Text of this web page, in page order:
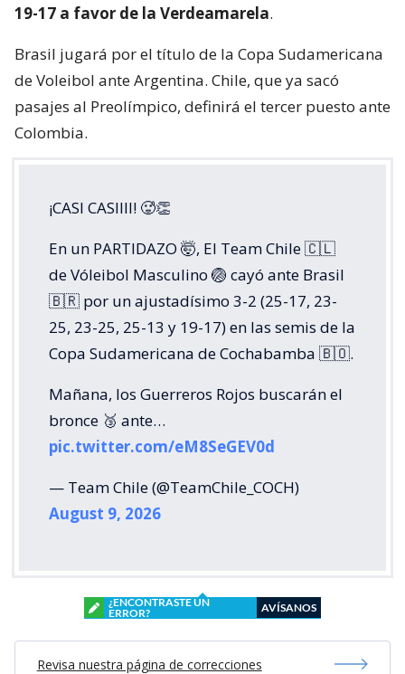
19-17 a favor de la Verdeamarela.
Brasil jugará por el título de la Copa Sudamericana
de Voleibol ante Argentina. Chile, que ya sacó
pasajes al Preolímpico, definirá el tercer puesto ante
Colombia.
¡CASI CASIIII! 🥵👏
En un PARTIDAZO 🤯, El Team Chile 🇨🇱
de Vóleibol Masculino 🏐 cayó ante Brasil
🇧🇷 por un ajustadísimo 3-2 (25-17, 23-
25, 23-25, 25-13 y 19-17) en las semis de la
Copa Sudamericana de Cochabamba 🇧🇴.
Mañana, los Guerreros Rojos buscarán el
bronce 🥉 ante…
pic.twitter.com/eM8SeGEV0d
— Team Chile (@TeamChile_COCH)
August 9, 2026
¿ENCONTRASTE UN
ERROR?
AVÍSANOS
Revisa nuestra página de correcciones